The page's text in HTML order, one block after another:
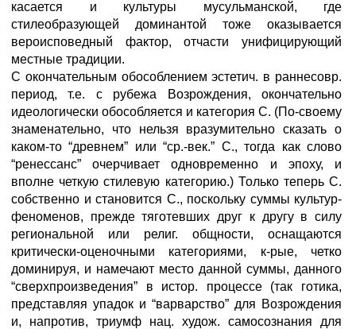
касается и культуры мусульманской, где
стилеобразующей доминантой тоже оказывается
вероисповедный фактор, отчасти унифицирующий
местные традиции.
С окончательным обособлением эстетич. в раннесовр.
период, т.е. с рубежа Возрождения, окончательно
идеологически обособляется и категория С. (По-своему
знаменательно, что нельзя вразумительно сказать о
каком-то “древнем” или “ср.-век.” С., тогда как слово
“ренессанс” очерчивает одновременно и эпоху, и
вполне четкую стилевую категорию.) Только теперь С.
собственно и становится С., поскольку суммы культур-
феноменов, прежде тяготевших друг к другу в силу
региональной или религ. общности, оснащаются
критически-оценочными категориями, к-рые, четко
доминируя, и намечают место данной суммы, данного
“сверхпроизведения” в истор. процессе (так готика,
представляя упадок и “варварство” для Возрождения
и, напротив, триумф нац. худож. самосознания для